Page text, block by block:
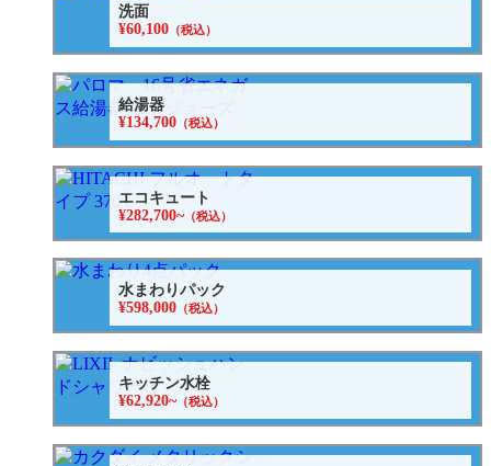
洗面
¥60,100 （税込）
給湯器
¥134,700 （税込）
エコキュート
¥282,700~（税込）
水まわりパック
¥598,000 （税込）
キッチン水栓
¥62,920~（税込）